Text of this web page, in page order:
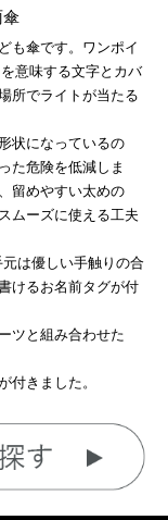
も傘です。ワンポイ
意味する文字とカバ
所でライトが当たる
状になっているの
た危険を低減しま
留めやすい太めの
ムーズに使える工夫
は優しい手触りの合
けるお名前タグが付
ツと組み合わせた
付きました。